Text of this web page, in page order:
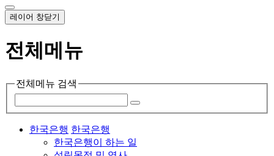
레이어 창닫기
전체메뉴
전체메뉴 검색
한국은행 한국은행
한국은행이 하는 일